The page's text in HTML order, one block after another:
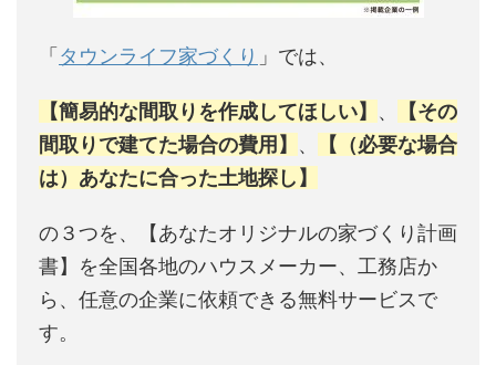
「 タウンライフ家づくり 」では、
【簡易的な間取りを作成してほしい】 、
【その
間取りで建てた場合の費用】 、
【（必要な場合
は）あなたに合った土地探し】
の３つを、【あなたオリジナルの家づくり計画
書】を全国各地のハウスメーカー、工務店か
ら、任意の企業に依頼できる無料サービスで
す。